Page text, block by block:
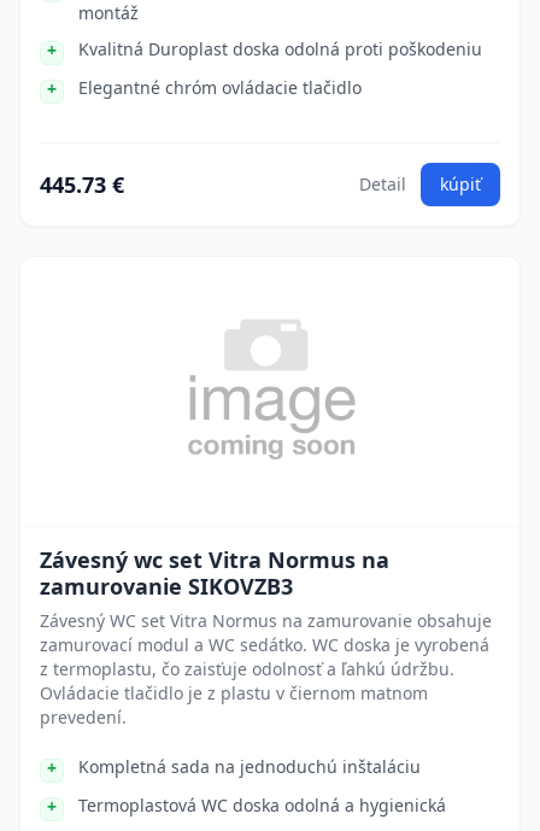
montáž
Kvalitná Duroplast doska odolná proti poškodeniu
Elegantné chróm ovládacie tlačidlo
445.73 € Detail kúpiť
Závesný wc set Vitra Normus na
zamurovanie SIKOVZB3
Závesný WC set Vitra Normus na zamurovanie obsahuje
zamurovací modul a WC sedátko. WC doska je vyrobená
z termoplastu, čo zaisťuje odolnosť a ľahkú údržbu.
Ovládacie tlačidlo je z plastu v čiernom matnom
prevedení.
Kompletná sada na jednoduchú inštaláciu
Termoplastová WC doska odolná a hygienická